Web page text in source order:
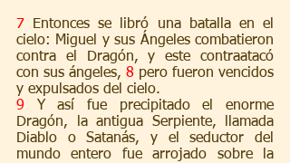
7 Entonces se libró una batalla en el
cielo: Miguel y sus Ángeles combatieron
contra el Dragón, y este contraatacó
con sus ángeles, 8 pero fueron vencidos
y expulsados del cielo.
9 Y así fue precipitado el enorme
Dragón, la antigua Serpiente, llamada
Diablo o Satanás, y el seductor del
mundo entero fue arrojado sobre la